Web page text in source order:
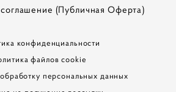
(Публичная Оферта)
конфиденциальности
файлов cookie
персональных данных